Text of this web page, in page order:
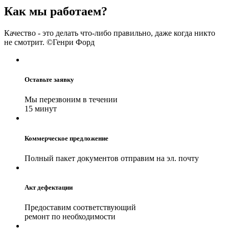
Как мы работаем?
Качество - это делать что-либо правильно, даже когда никто
не смотрит. ©Генри Форд
Оставьте заявку
Мы перезвоним в течении
15 минут
Коммерческое предложение
Полный пакет документов отправим на эл. почту
Акт дефектации
Предоставим соответствующий
ремонт по необходимости